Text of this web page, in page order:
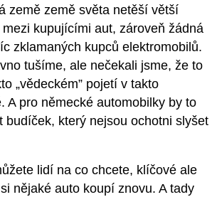
země země světa netěší větší
kupujícími aut, zároveň žádná
zklamaných kupců elektromobilů.
tušíme, ale nečekali jsme, že to
„vědeckém” pojetí v takto
A pro německé automobilky by to
budíček, který nejsou ochotni slyšet
lidí na co chcete, klíčové ale
nějaké auto koupí znovu. A tady